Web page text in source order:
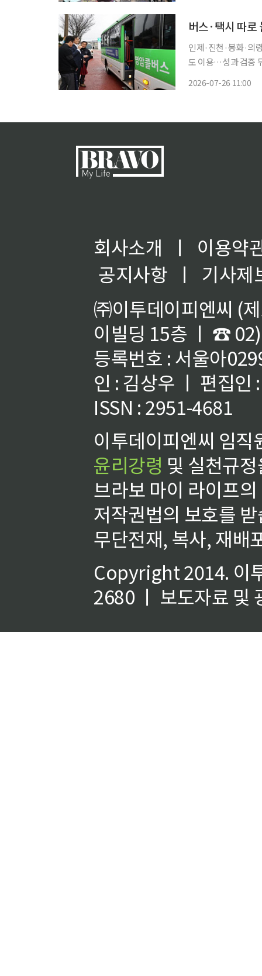
버스·택시 따로
인제·진천·봉화·의
도 이용…성과 검증 뒤 전국 82개 군 확대
2026-07-26 11:00
회사소개 ㅣ
이용약
공지사항
ㅣ
기사제
㈜이투데이피엔씨 (
이빌딩 15층 ㅣ ☎
등록번호 : 서울아
인 : 김상우 ㅣ 편집인
ISSN : 2951-4681
이투데이피엔씨 임
윤리강령 및 실천규
브라보 마이 라이프
저작권법의 보호를
무단전재, 복사, 재배
Copyright 2014. 이
2680 ㅣ 보도자료